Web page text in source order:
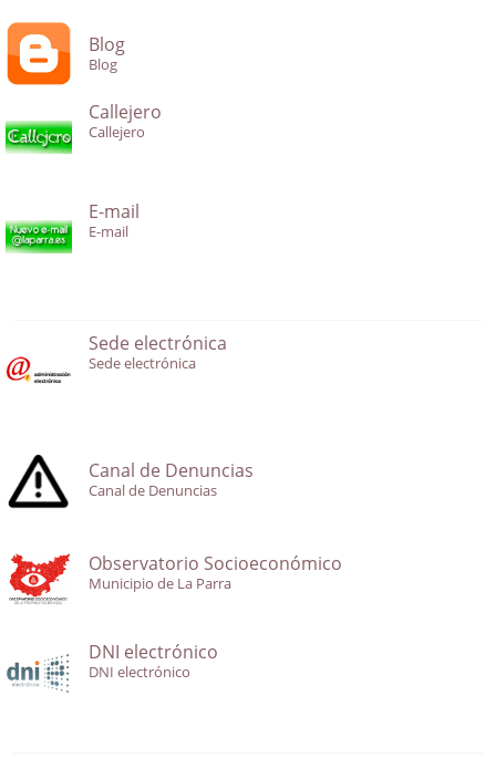
Blog
Blog
Callejero
Callejero
E-mail
E-mail
Sede electrónica
Sede electrónica
Canal de Denuncias
Canal de Denuncias
Observatorio Socioeconómico
Municipio de La Parra
DNI electrónico
DNI electrónico